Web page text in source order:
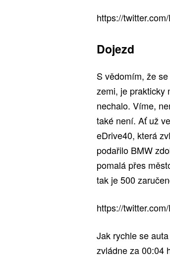
https://
Dojezd
S vědomím, že
zemi, je prakticky
nechalo. Víme,
také není. Ať už
eDrive40, která
podařilo BMW
pomalá přes
tak je 500
https://
Jak rychle se
zvládne za 00:04